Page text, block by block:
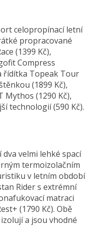
celopropínací letní
propracované
(1399 Kč),
Compress
řídítka Topeak Tour
(1899 Kč),
Mythos (1290 Kč),
technologií (590 Kč).
velmi lehké spací
termoizolačním
v letním období
Rider s extrémní
matraci
(1790 Kč). Obě
a jsou vhodné